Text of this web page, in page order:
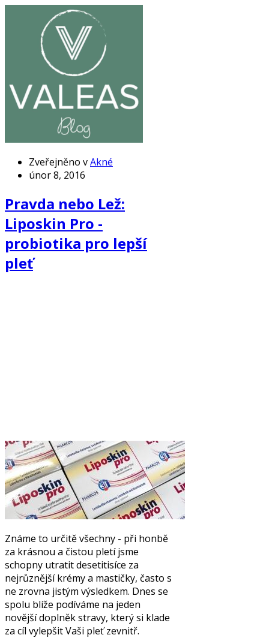
Zveřejněno vAkné
únor 8, 2016
Pravda nebo Lež:
Liposkin Pro -
probiotika pro lepší
pleť
Známe to určitě všechny - při honbě
za krásnou a čistou pletí jsme
schopny utratit desetitisíce za
nejrůznější krémy a mastičky, často s
ne zrovna jistým výsledkem. Dnes se
spolu blíže podíváme na jeden
novější doplněk stravy, který si klade
za cíl vylepšit Vaši pleť zevnitř.